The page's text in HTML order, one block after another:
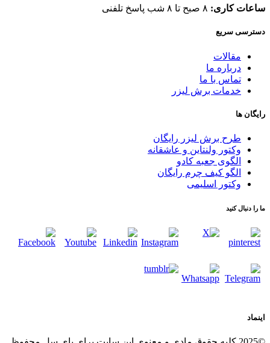
ساعات کاری: ۸ صبح تا ۸ شب پاسخ تلفنی
دسترسی سریع
مقالات
درباره ما
تماس با ما
خدمات برش لیزر
رایگان ها
طرح برش لیزر رایگان
وکتور ولنتاین و عاشقانه
الگوی جعبه کادو
الگو کیف چرم رایگان
وکتور اسلیمی
ما را دنبال کنید
اینماد